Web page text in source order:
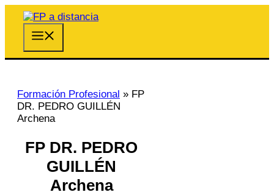
Saltar
contenido
Formación Profesional » FP
DR. PEDRO GUILLÉN
Archena
FP DR. PEDRO
GUILLÉN
Archena